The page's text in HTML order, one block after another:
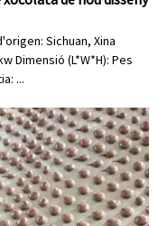
Sichuan, Xina
Dimensió (L*W*H): Pes
...